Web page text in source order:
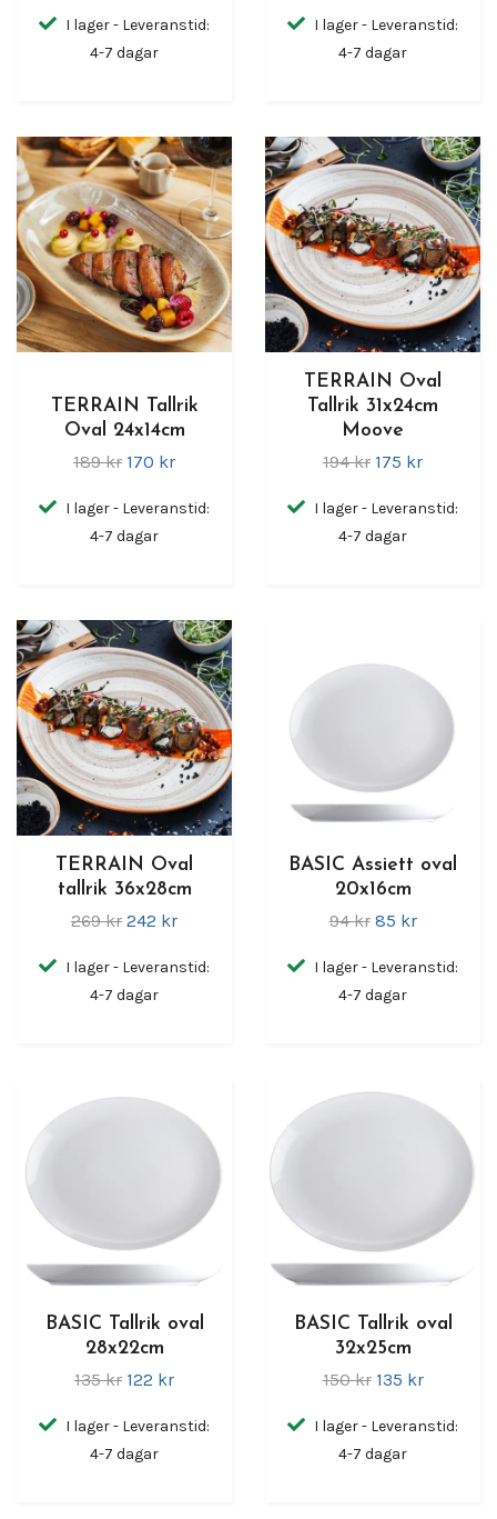
I lager - Leveranstid:
4-7 dagar
I lager - Leveranstid:
4-7 dagar
TERRAIN Tallrik
Oval 24x14cm
189 kr 170 kr
I lager - Leveranstid:
4-7 dagar
TERRAIN Oval
Tallrik 31x24cm
Moove
194 kr 175 kr
I lager - Leveranstid:
4-7 dagar
TERRAIN Oval
tallrik 36x28cm
269 kr 242 kr
I lager - Leveranstid:
4-7 dagar
BASIC Assiett oval
20x16cm
94 kr 85 kr
I lager - Leveranstid:
4-7 dagar
BASIC Tallrik oval
28x22cm
135 kr 122 kr
I lager - Leveranstid:
4-7 dagar
BASIC Tallrik oval
32x25cm
150 kr 135 kr
I lager - Leveranstid:
4-7 dagar